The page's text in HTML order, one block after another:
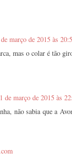
de março de 2015 às
mas o colar é tão
1 de março de 2015 às
não sabia que a